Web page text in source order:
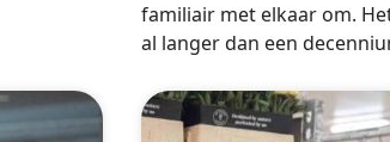
familiair met elkaar om.
al langer dan een